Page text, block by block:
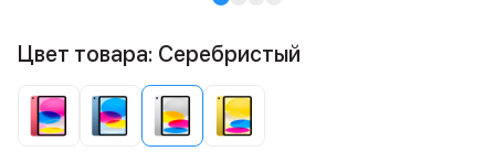
Цвет товара: Серебристый